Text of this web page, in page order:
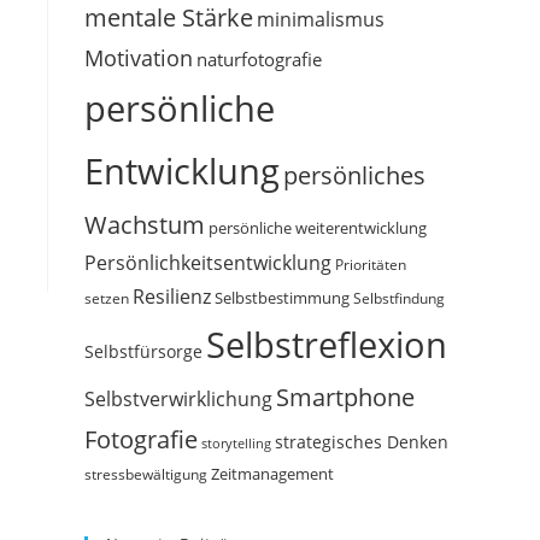
mentale Stärkeminimalismus
Motivation naturfotografie
persönliche
Entwicklungpersönliches
Wachstum persönliche weiterentwicklung
Persönlichkeitsentwicklung Prioritäten
setzen ResilienzSelbstbestimmungSelbstfindung
Selbstfürsorge Selbstreflexion
SelbstverwirklichungSmartphone
Fotografie storytelling strategisches Denken
stressbewältigung Zeitmanagement